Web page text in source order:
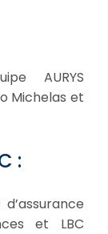
AURYS
Michelas et
:
et LBC